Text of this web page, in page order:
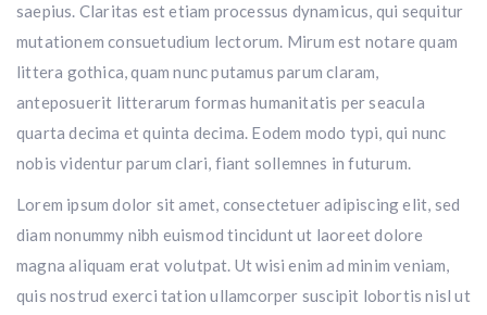
saepius. Claritas est etiam processus dynamicus, qui sequitur
mutationem consuetudium lectorum. Mirum est notare quam
littera gothica, quam nunc putamus parum claram,
anteposuerit litterarum formas humanitatis per seacula
quarta decima et quinta decima. Eodem modo typi, qui nunc
nobis videntur parum clari, fiant sollemnes in futurum.
Lorem ipsum dolor sit amet, consectetuer adipiscing elit, sed
diam nonummy nibh euismod tincidunt ut laoreet dolore
magna aliquam erat volutpat. Ut wisi enim ad minim veniam,
quis nostrud exerci tation ullamcorper suscipit lobortis nisl ut